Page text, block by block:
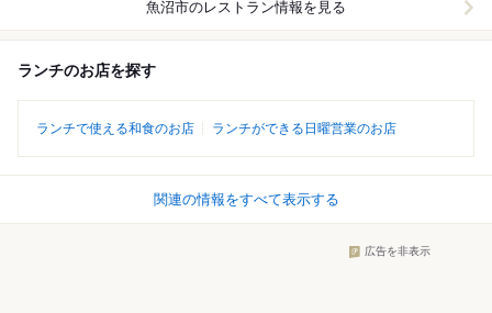
魚沼市のレストラン情報を見る
ランチのお店を探す
ランチで使える和食のお店 ランチができる日曜営業のお店
関連の情報をすべて表示する
広告を非表示